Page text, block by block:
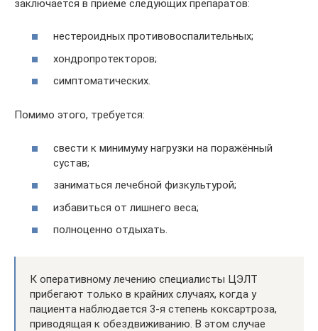
заключается в приёме следующих препаратов:
нестероидных противовоспалительных;
хондропротекторов;
симптоматических.
Помимо этого, требуется:
свести к минимуму нагрузки на поражённый
сустав;
заниматься лечебной физкультурой;
избавиться от лишнего веса;
полноценно отдыхать.
К оперативному лечению специалисты ЦЭЛТ
прибегают только в крайних случаях, когда у
пациента наблюдается 3-я степень коксартроза,
приводящая к обездвиживанию. В этом случае